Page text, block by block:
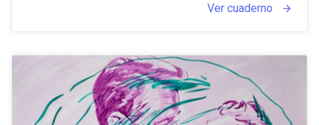
Ver cuaderno
arrow_forward